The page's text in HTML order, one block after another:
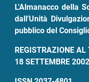
L'Almanacco della
dall'Unità
pubblico del
REGISTRAZIONE
18 SETTEMBRE 2002